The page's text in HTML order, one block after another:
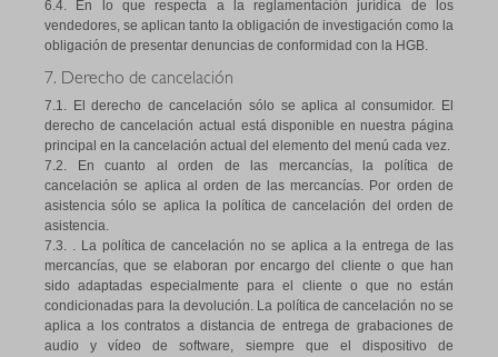
6.4. En lo que respecta a la reglamentación jurídica de los
vendedores, se aplican tanto la obligación de investigación como la
obligación de presentar denuncias de conformidad con la HGB.
7. Derecho de cancelación
7.1. El derecho de cancelación sólo se aplica al consumidor. El
derecho de cancelación actual está disponible en nuestra página
principal en la cancelación actual del elemento del menú cada vez.
7.2. En cuanto al orden de las mercancías, la política de
cancelación se aplica al orden de las mercancías. Por orden de
asistencia sólo se aplica la política de cancelación del orden de
asistencia.
7.3. . La política de cancelación no se aplica a la entrega de las
mercancías, que se elaboran por encargo del cliente o que han
sido adaptadas especialmente para el cliente o que no están
condicionadas para la devolución. La política de cancelación no se
aplica a los contratos a distancia de entrega de grabaciones de
audio y vídeo de software, siempre que el dispositivo de